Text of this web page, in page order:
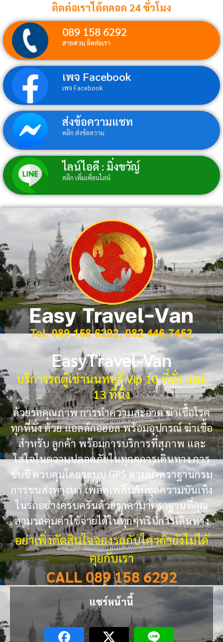
ติดต่อเราได้ตลอด 24 ชั่วโมง
089 158 6292
สายด่วน ติดต่อเรา
เพจ Facebook
เพจ Facebook
ส่งข้อความแชท
คลิก ส่งข้อความ
ไลน์ไอดี : มิ่งขวัญ์
คลิก เพิ่มเพื่อนไลน์
EasyTravel-Van
บริการรถตู้เช่านนทบุรี Vip 10 ที่นั่ง และ
13 ที่นั่ง
ด้วยรถคุณภาพ การทำความสะอาด ฆ่าเชื้อโรค
ทุกที่นั่ง ด้วย แอลล์กอฮอล พร้อมอุปกรณ์ ฆ่าเชื้อ
สำหรับ ลูกค้า พร้อมการบริการที่สุภาพ และ
ใส่ใจในความปลอดภัยในทุกๆการเดินทาง การ
ขับขี่ ควบคุมโดยระบบ GPS ตามมาตราฐานกรม
การขนส่งทางบก เพลิดเพลินกับชุดความบันเทิง
ในรถอย่างครบครันด้วยราคามาตราฐานที่คุณ
สามรถคุมค่าใช้จ่ายได้ในทุกๆทริปการเดินทาง
อย่าเพิ่งตัดสินใจจองรถกับใครถ้ายังไม่ได้
คุยกับเรา
CALL 089 158 6292
แชร์หน้านี้